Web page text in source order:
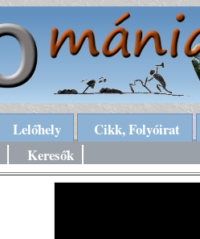
Lelőhely
Cikk, Folyóirat
Keresők